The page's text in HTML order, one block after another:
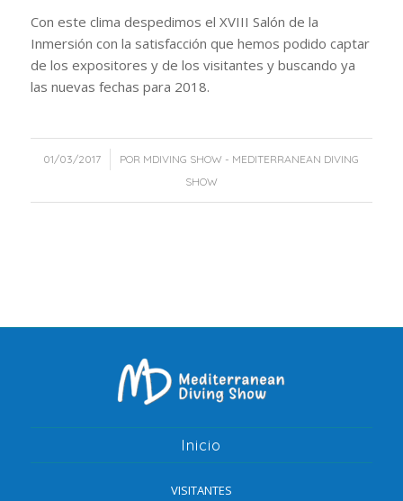
Con este clima despedimos el XVIII Salón de la
Inmersión con la satisfacción que hemos podido captar
de los expositores y de los visitantes y buscando ya
las nuevas fechas para 2018.
01/03/2017
/ POR MDIVING SHOW - MEDITERRANEAN DIVING
SHOW
Inicio
VISITANTES